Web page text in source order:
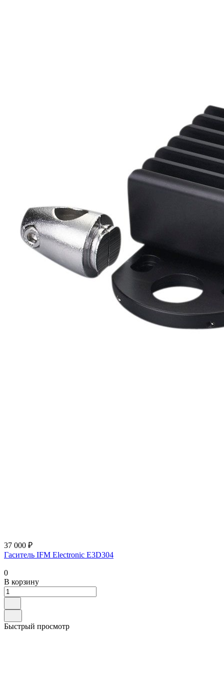
37 000 ₽
Гаситель IFM Electronic E3D304
0
В корзину
Быстрый просмотр